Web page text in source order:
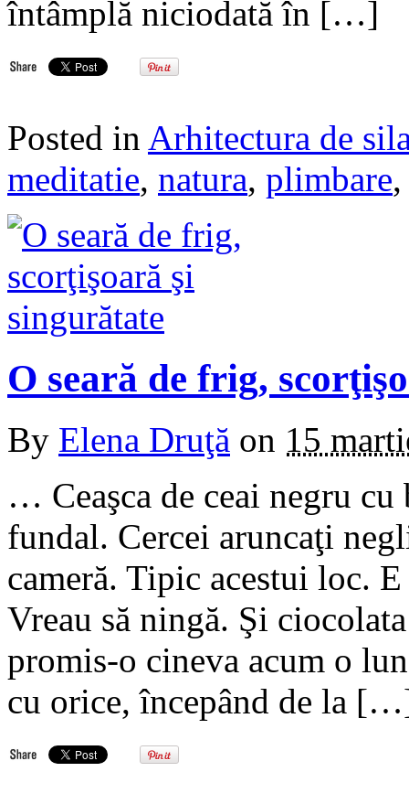
întâmplă niciodată în […]
Posted in Arhitectura de
meditatie, natura, plimbare
O seară de frig,
By Elena Druţă on 15
… Ceaşca de ceai negru
fundal. Cercei aruncaţi
cameră. Tipic acestui loc.
Vreau să ningă. Şi
promis-o cineva acum o
cu orice, începând de la